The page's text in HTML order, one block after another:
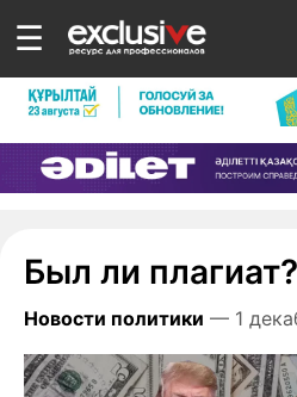
☰
Был ли плагиат?
Новости политики — 1